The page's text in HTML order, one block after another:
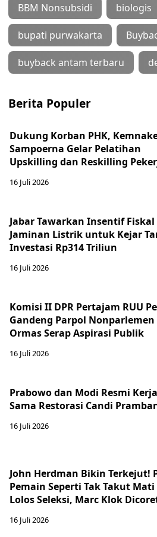
BBM Nonsubsidi biologis
bupati purwakarta
buyback antam terbaru
Berita Populer
Dukung Korban PHK,
Sampoerna Gelar Pelatihan
Upskilling dan Reskilling
16 Juli 2026
Jabar Tawarkan Insentif Fiskal
Jaminan Listrik untuk Kejar
Investasi Rp314 Triliun
16 Juli 2026
Komisi II DPR Pertajam RUU
Gandeng Parpol Nonparlemen
Ormas Serap Aspirasi Publik
16 Juli 2026
Prabowo dan Modi Resmi Kerja
Sama Restorasi Candi
16 Juli 2026
John Herdman Bikin Terkejut!
Pemain Seperti Tak Takut Mati
Lolos Seleksi, Marc Klok
16 Juli 2026